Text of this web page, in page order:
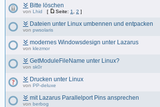
Bitte löschen
von Lhid [ Seite: 1 2 ]
Dateien unter Linux umbennen und entpacken
von pwsolaris
modernes Windowsdesign unter Lazarus
von klezmor
GetModuleFileName unter Linux?
von sk0r
Drucken unter Linux
von PP-deluxe
mit Lazarus Parallelport Pins ansprechen
von berbog